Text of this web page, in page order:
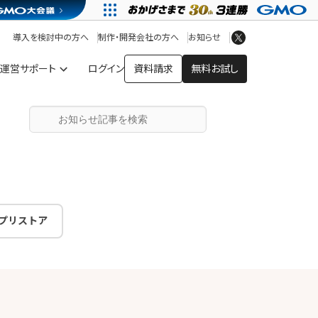
運営サポート ログイン 資料請求 無料お試し
導入を検討中の方へ 制作・開発会社の方へ お知らせ
アプリストア
ヘルプを見る
ヘルプセンター
リストア